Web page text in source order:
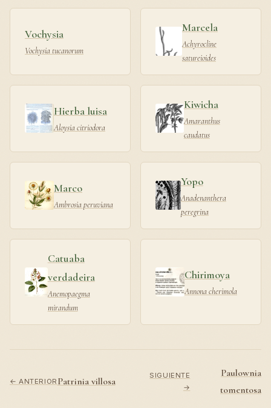
Vochysia
Vochysia tucanorum
Marcela
Achyrocline
satureioides
Hierba luisa
Aloysia citriodora
Kiwicha
Amaranthus
caudatus
Marco
Ambrosia peruviana
Yopo
Anadenanthera
peregrina
Catuaba
verdadeira
Anemopaegma
mirandum
Chirimoya
Annona cherimola
← ANTERIOR Patrinia villosa
SIGUIENTE
→
Paulownia
tomentosa